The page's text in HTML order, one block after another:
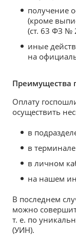
получение
(кроме
(ст. 63 ФЗ №
иные
на
Преимущества
Оплату
осуществить
в
в
в личном
на нашем
В последнем
можно
т. е. по
(УИН).